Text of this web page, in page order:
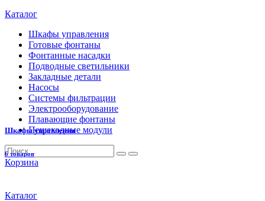
Каталог
Шкафы управления
Готовые фонтаны
Фонтанные насадки
Подводные светильники
Закладные детали
Насосы
Системы фильтрации
Электрооборудование
Плавающие фонтаны
Пешеходные модули
Корзина
Каталог
Шкафы управления
6 товаров